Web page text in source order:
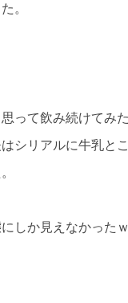
。
って飲み続けてみ
シリアルに牛乳と
にしか見えなかった